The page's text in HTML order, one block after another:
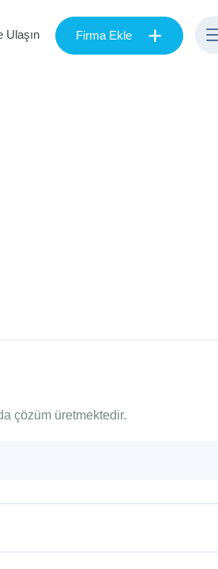
Ulaşın Firma Ekle +
çözüm üretmektedir.